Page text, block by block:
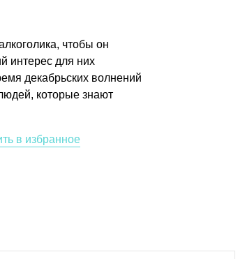
чтобы он
интерес для них
декабрьских волнений
которые знают